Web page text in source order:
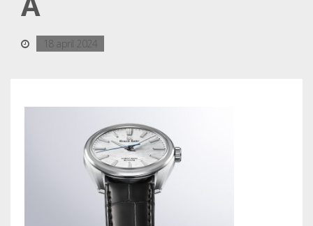
18 april 2024